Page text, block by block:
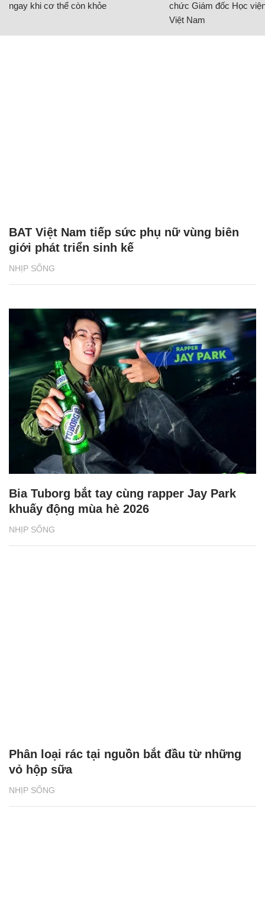
ngay khi cơ thể còn khỏe
chức Giám đốc Học
Việt Nam
NHỊP SỐNG
BAT Việt Nam tiếp sức phụ nữ vùng biên
giới phát triển sinh kế
NHỊP SỐNG
Bia Tuborg bắt tay cùng rapper Jay Park
khuấy động mùa hè 2026
NHỊP SỐNG
Phân loại rác tại nguồn bắt đầu từ những
vỏ hộp sữa